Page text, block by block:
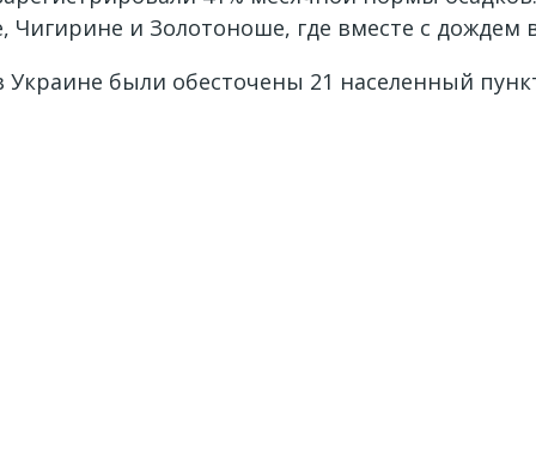
и Золотоноше, где вместе с дождем
были обесточены 21 населенный